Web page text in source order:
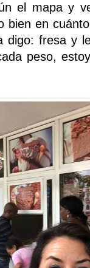
el mapa y
bien en
digo: fresa y
peso,